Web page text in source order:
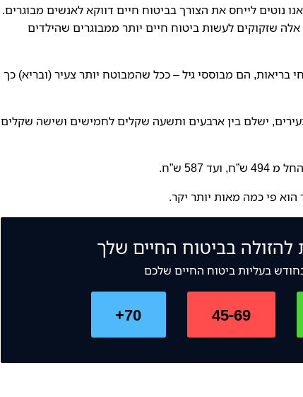
נוטים לייחס את הצורך בביטוח חיים דווקא לאנשים מבוגרים.
שזקוקים לעשות ביטוח חיים יותר ממבוגרים שהילדים
בריאות, הם מבוססי גיל – ככל שהמבוטח יותר צעיר (ובריא) כך
ישלם בין ארבעים ותשעה שקלים לחמישים ושישה שקלים
ש”ח.
הוא פי כמה מאות יותר יקר.
בביטוח החיים שלך
בעליות ביטוח החיים שלכם
45-69
70+